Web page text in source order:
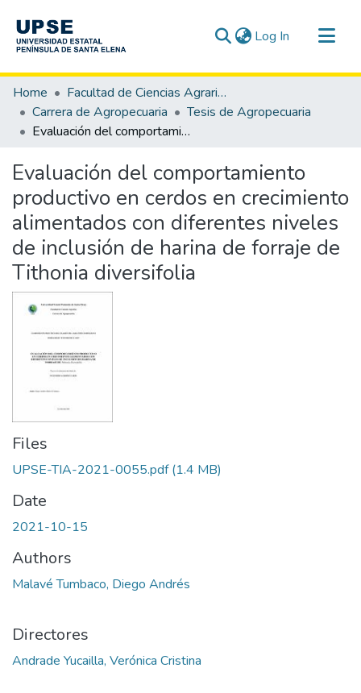
Log In (current)
Communities & Collections
All of DSpace
Statistics
Home
Facultad de Ciencias Agrarias
Carrera de Agropecuaria
Tesis de Agropecuaria
Evaluación del comportamiento productivo en cerdos en crecimiento alimentados con diferentes niveles de inclusión de harina de forraje de Tithonia diversifolia
Evaluación del comportamiento
productivo en cerdos en crecimiento
alimentados con diferentes niveles
de inclusión de harina de forraje de
Tithonia diversifolia
Files
UPSE-TIA-2021-0055.pdf(1.4 MB)
Date
2021-10-15
Authors
Malavé Tumbaco, Diego Andrés
Directores
Andrade Yucailla, Verónica Cristina